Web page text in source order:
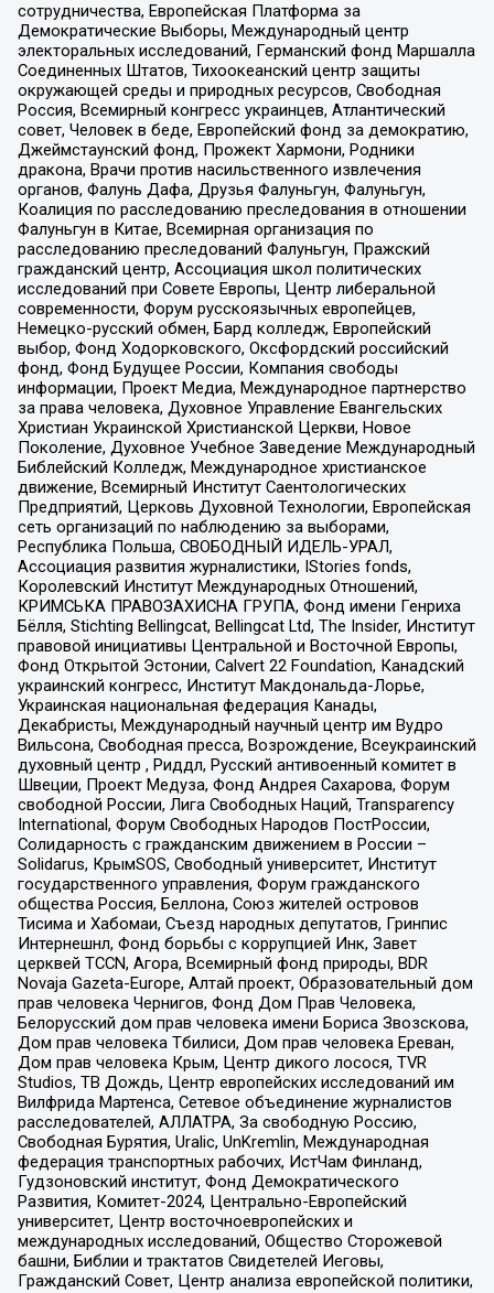
сотрудничества, Европейская Платформа за
Демократические Выборы, Международный центр
электоральных исследований, Германский фонд Маршалла
Соединенных Штатов, Тихоокеанский центр защиты
окружающей среды и природных ресурсов, Свободная
Россия, Всемирный конгресс украинцев, Атлантический
совет, Человек в беде, Европейский фонд за демократию,
Джеймстаунский фонд, Прожект Хармони, Родники
дракона, Врачи против насильственного извлечения
органов, Фалунь Дафа, Друзья Фалуньгун, Фалуньгун,
Коалиция по расследованию преследования в отношении
Фалуньгун в Китае, Всемирная организация по
расследованию преследований Фалуньгун, Пражский
гражданский центр, Ассоциация школ политических
исследований при Совете Европы, Центр либеральной
современности, Форум русскоязычных европейцев,
Немецко-русский обмен, Бард колледж, Европейский
выбор, Фонд Ходорковского, Оксфордский российский
фонд, Фонд Будущее России, Компания свободы
информации, Проект Медиа, Международное партнерство
за права человека, Духовное Управление Евангельских
Христиан Украинской Христианской Церкви, Новое
Поколение, Духовное Учебное Заведение Международный
Библейский Колледж, Международное христианское
движение, Всемирный Институт Саентологических
Предприятий, Церковь Духовной Технологии, Европейская
сеть организаций по наблюдению за выборами,
Республика Польша, СВОБОДНЫЙ ИДЕЛЬ-УРАЛ,
Ассоциация развития журналистики, IStories fonds,
Королевский Институт Международных Отношений,
КРИМСЬКА ПРАВОЗАХИСНА ГРУПА, Фонд имени Генриха
Бёлля, Stichting Bellingcat, Bellingcat Ltd, The Insider, Институт
правовой инициативы Центральной и Восточной Европы,
Фонд Открытой Эстонии, Calvert 22 Foundation, Канадский
украинский конгресс, Институт Макдональда-Лорье,
Украинская национальная федерация Канады,
Декабристы, Международный научный центр им Вудро
Вильсона, Свободная пресса, Возрождение, Всеукраинский
духовный центр , Риддл, Русский антивоенный комитет в
Швеции, Проект Медуза, Фонд Андрея Сахарова, Форум
свободной России, Лига Свободных Наций, Transparеncy
International, Форум Свободных Народов ПостРоссии,
Солидарность с гражданским движением в России –
Solidarus, КрымSOS, Свободный университет, Институт
государственного управления, Форум гражданского
общества Россия, Беллона, Союз жителей островов
Тисима и Хабомаи, Съезд народных депутатов, Гринпис
Интернешнл, Фонд борьбы с коррупцией Инк, Завет
церквей TCCN, Агора, Всемирный фонд природы, BDR
Novaja Gazeta-Europe, Алтай проект, Образовательный дом
прав человека Чернигов, Фонд Дом Прав Человека,
Белорусский дом прав человека имени Бориса Звозскова,
Дом прав человека Тбилиси, Дом прав человека Ереван,
Дом прав человека Крым, Центр дикого лосося, TVR
Studios, ТВ Дождь, Центр европейских исследований им
Вилфрида Мартенса, Сетевое объединение журналистов
расследователей, АЛЛАТРА, За свободную Россию,
Свободная Бурятия, Uralic, UnKremlin, Международная
федерация транспортных рабочих, ИстЧам Финланд,
Гудзоновский институт, Фонд Демократического
Развития, Комитет-2024, Центрально-Европейский
университет, Центр восточноевропейских и
международных исследований, Общество Сторожевой
башни, Библии и трактатов Свидетелей Иеговы,
Гражданский Совет, Центр анализа европейской политики,